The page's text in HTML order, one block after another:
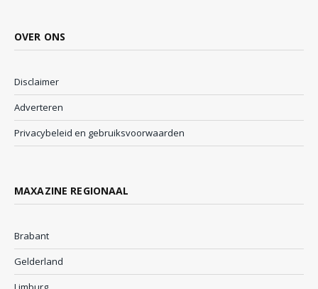
OVER ONS
Disclaimer
Adverteren
Privacybeleid en gebruiksvoorwaarden
MAXAZINE REGIONAAL
Brabant
Gelderland